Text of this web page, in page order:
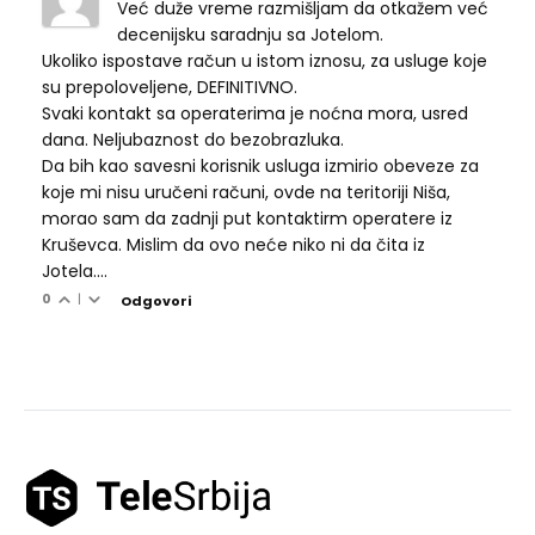
Već duže vreme razmišljam da otkažem već
decenijsku saradnju sa Jotelom.
Ukoliko ispostave račun u istom iznosu, za usluge koje
su prepoloveljene, DEFINITIVNO.
Svaki kontakt sa operaterima je noćna mora, usred
dana. Neljubaznost do bezobrazluka.
Da bih kao savesni korisnik usluga izmirio obeveze za
koje mi nisu uručeni računi, ovde na teritoriji Niša,
morao sam da zadnji put kontaktirm operatere iz
Kruševca. Mislim da ovo neće niko ni da čita iz
Jotela....
0 | Odgovori